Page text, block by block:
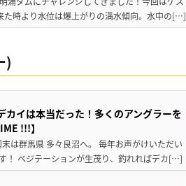
た時より水位は爆上がりの満水傾向。水中の[…]
)
イは本当だった！多くのアングラーを
!!!】
は群馬県 多々良沼へ。 毎年お声がけいただい
！ ベジテーションが生茂り、釣れればデカ[…]